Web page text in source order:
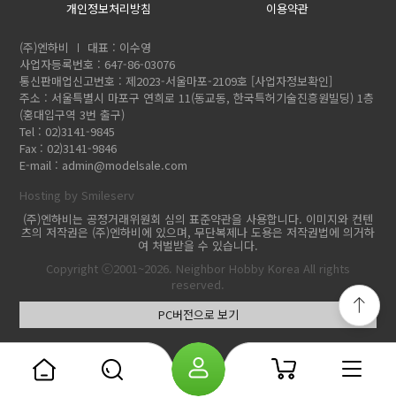
개인정보처리방침
이용약관
(주)엔하비
대표 : 이수영
사업자등록번호 : 647-86-03076
통신판매업신고번호 : 제2023-서울마포-2109호 [사업자정보확인]
주소 : 서울특별시 마포구 연희로 11(동교동, 한국특허기술진흥원빌딩) 1층
(홍대입구역 3번 출구)
Tel : 02)3141-9845
Fax : 02)3141-9846
E-mail : admin@modelsale.com
Hosting by Smileserv
(주)엔하비는 공정거래위원회 심의 표준약관을 사용합니다. 이미지와 컨텐
츠의 저작권은 (주)엔하비에 있으며, 무단복제나 도용은 저작권법에 의거하
여 처벌받을 수 있습니다.
Copyright ⓒ2001~2026. Neighbor Hobby Korea All rights
reserved.
PC버전으로 보기